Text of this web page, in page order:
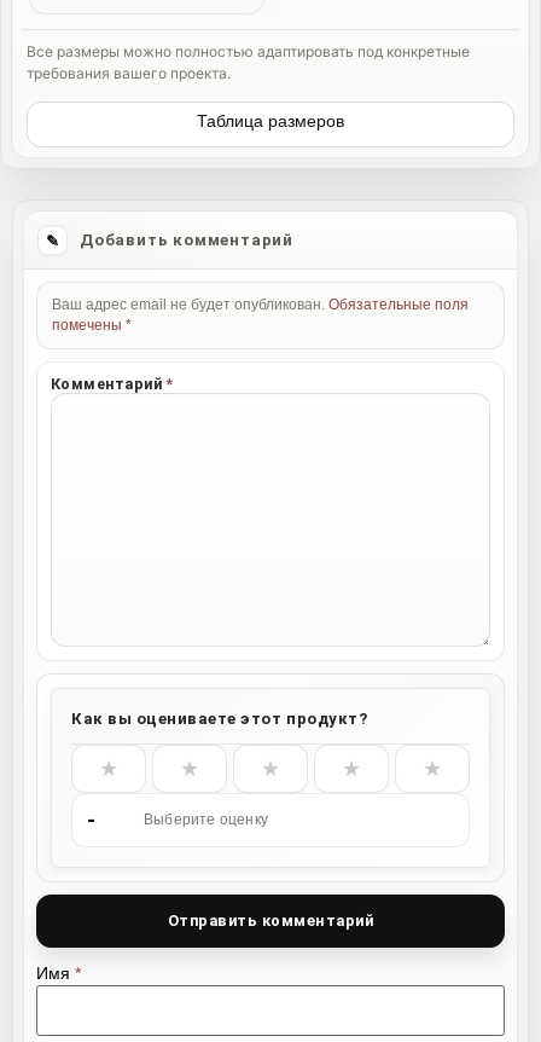
Все размеры можно полностью адаптировать под конкретные
требования вашего проекта.
Таблица размеров
Добавить комментарий
Ваш адрес email не будет опубликован. Обязательные поля
помечены *
Комментарий*
Как вы оцениваете этот продукт?
★ ★ ★ ★ ★
- Выберите оценку
Имя *